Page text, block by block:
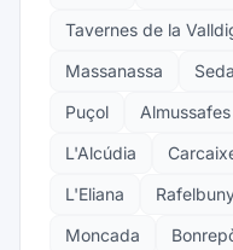
Tavernes de la
Massanassa
Puçol
Almussafes
L'Alcúdia
L'Eliana
Moncada